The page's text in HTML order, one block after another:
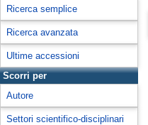
Ricerca semplice
Ricerca avanzata
Ultime accessioni
Scorri per
Autore
Settori scientifico-disciplinari